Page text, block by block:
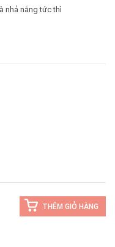
nhả nắng tức thì
THÊM GIỎ HÀNG